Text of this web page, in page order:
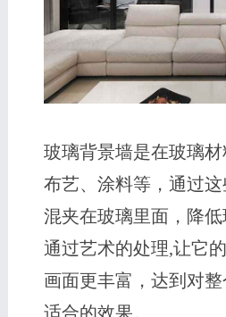
玻璃背景墙是在玻璃
布艺、涂料等，通过
混夹在玻璃里面，降低
通过艺术的处理,让它
画面更丰富，达到对
适合的效果。